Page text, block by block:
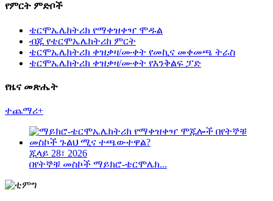
የምርት ምድቦች
ቴርሞኤሌክትሪክ የማቀዝቀዣ ሞዱል
ብጁ የቴርሞኤሌክትሪክ ምርት
ቴርሞኤሌክትሪክ ቀዝቃዛ/ሙቀት የመኪና መቀመጫ ትራስ
ቴርሞኤሌክትሪክ ቀዝቃዛ/ሙቀት የእንቅልፍ ፓድ
የዜና መጽሔት
ተጨማሪ+
ጁላይ 28፣ 2026
በየትኞቹ መስኮች ማይክሮ-ቴርሞሌክ...